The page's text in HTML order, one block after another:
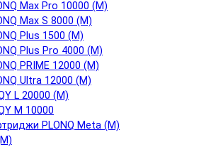
Max Pro 10000 (М)
Max S 8000 (М)
Plus 1500 (М)
Plus Pro 4000 (М)
PRIME 12000 (М)
Ultra 12000 (М)
L 20000 (М)
M 10000
PLONQ Meta (М)